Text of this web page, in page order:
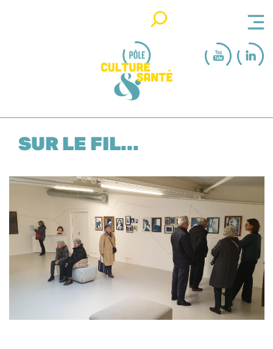
SUR LE FIL...